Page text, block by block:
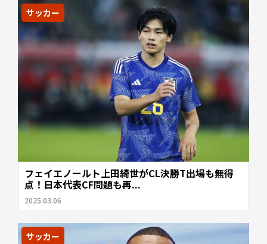
サッカー
フェイエノールト上田綺世がCL決勝T出場も無得
点！日本代表CF問題も再...
2025.03.06
サッカー